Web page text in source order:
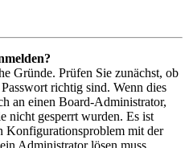
Gründe. Prüfen Sie zunächst, ob
richtig sind. Wenn dies
an einen Board-Administrator,
nicht gesperrt wurden. Es ist
Konfigurationsproblem mit der
Administrator lösen muss.